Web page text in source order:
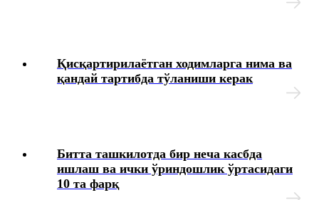
Меҳнат шароитларининг ўзгариши
Имтиёзлар
Қисқартирилаётган ходимларга нима ва
қандай тартибда тўланиши керак
Битта ташкилотда бир неча касбда
ишлаш ва ички ўриндошлик ўртасидаги
10 та фарқ